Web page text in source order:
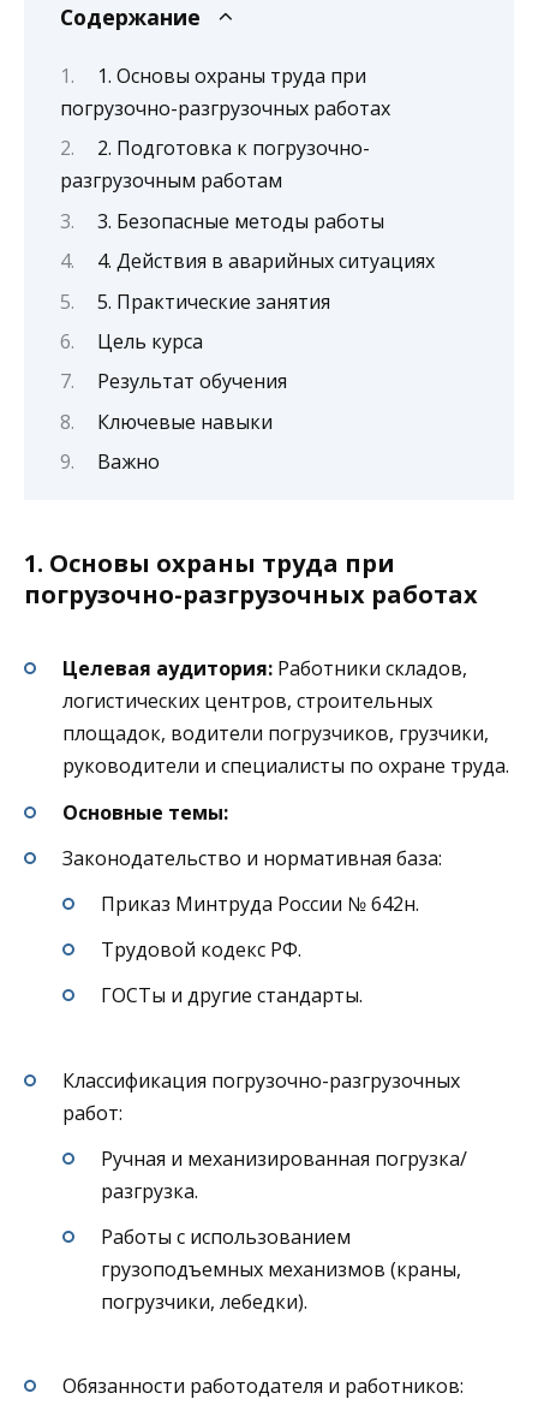
Содержание
1. Основы охраны труда при
погрузочно-разгрузочных работах
2. Подготовка к погрузочно-
разгрузочным работам
3. Безопасные методы работы
4. Действия в аварийных ситуациях
5. Практические занятия
Цель курса
Результат обучения
Ключевые навыки
Важно
1. Основы охраны труда при
погрузочно-разгрузочных работах
Целевая аудитория: Работники складов,
логистических центров, строительных
площадок, водители погрузчиков, грузчики,
руководители и специалисты по охране труда.
Основные темы:
Законодательство и нормативная база:
Приказ Минтруда России № 642н.
Трудовой кодекс РФ.
ГОСТы и другие стандарты.
Классификация погрузочно-разгрузочных
работ:
Ручная и механизированная погрузка/
разгрузка.
Работы с использованием
грузоподъемных механизмов (краны,
погрузчики, лебедки).
Обязанности работодателя и работников: